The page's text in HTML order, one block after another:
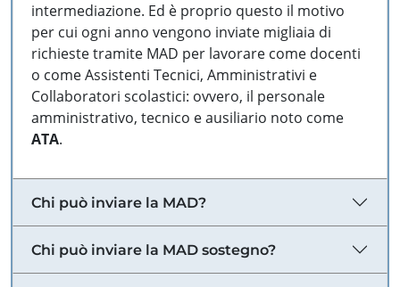
intermediazione. Ed è proprio questo il motivo
per cui ogni anno vengono inviate migliaia di
richieste tramite MAD per lavorare come docenti
o come Assistenti Tecnici, Amministrativi e
Collaboratori scolastici: ovvero, il personale
amministrativo, tecnico e ausiliario noto come
ATA.
Chi può inviare la MAD?
Chi può inviare la MAD sostegno?